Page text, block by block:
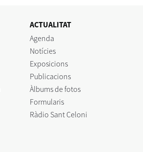
ACTUALITAT
Agenda
Notícies
Exposicions
Publicacions
Àlbums de fotos
Formularis
Ràdio Sant Celoni